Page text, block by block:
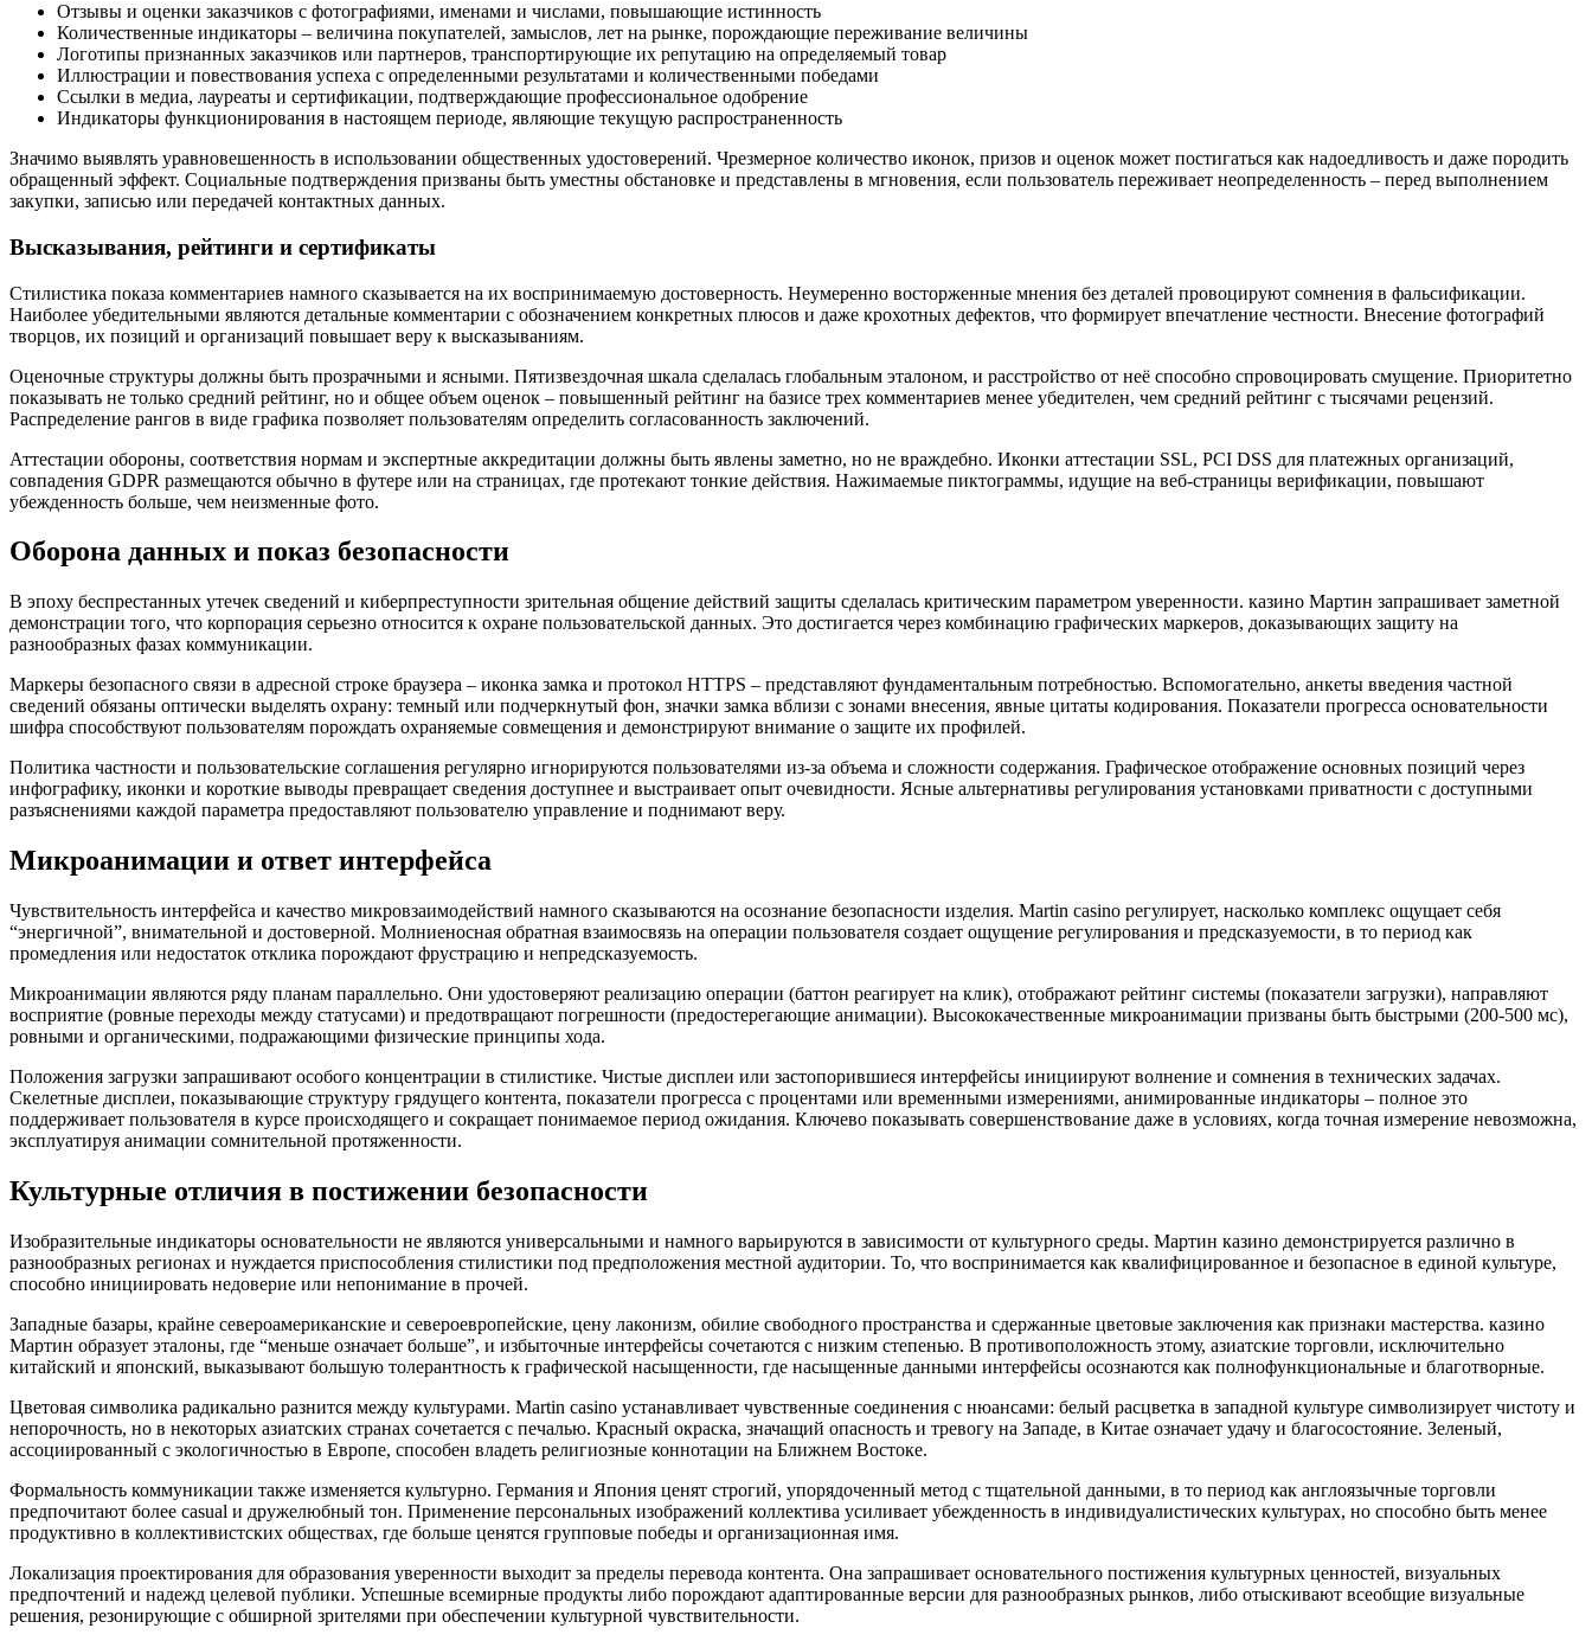
Отзывы и оценки заказчиков с фотографиями, именами и числами, повышающие истинность
Количественные индикаторы – величина покупателей, замыслов, лет на рынке, порождающие переживание величины
Логотипы признанных заказчиков или партнеров, транспортирующие их репутацию на определяемый товар
Иллюстрации и повествования успеха с определенными результатами и количественными победами
Ссылки в медиа, лауреаты и сертификации, подтверждающие профессиональное одобрение
Индикаторы функционирования в настоящем периоде, являющие текущую распространенность
Значимо выявлять уравновешенность в использовании общественных удостоверений. Чрезмерное количество иконок, призов и оценок может постигаться как надоедливость и даже породить
обращенный эффект. Социальные подтверждения призваны быть уместны обстановке и представлены в мгновения, если пользователь переживает неопределенность – перед выполнением
закупки, записью или передачей контактных данных.
Высказывания, рейтинги и сертификаты
Стилистика показа комментариев намного сказывается на их воспринимаемую достоверность. Неумеренно восторженные мнения без деталей провоцируют сомнения в фальсификации.
Наиболее убедительными являются детальные комментарии с обозначением конкретных плюсов и даже крохотных дефектов, что формирует впечатление честности. Внесение фотографий
творцов, их позиций и организаций повышает веру к высказываниям.
Оценочные структуры должны быть прозрачными и ясными. Пятизвездочная шкала сделалась глобальным эталоном, и расстройство от неё способно спровоцировать смущение. Приоритетно
показывать не только средний рейтинг, но и общее объем оценок – повышенный рейтинг на базисе трех комментариев менее убедителен, чем средний рейтинг с тысячами рецензий.
Распределение рангов в виде графика позволяет пользователям определить согласованность заключений.
Аттестации обороны, соответствия нормам и экспертные аккредитации должны быть явлены заметно, но не враждебно. Иконки аттестации SSL, PCI DSS для платежных организаций,
совпадения GDPR размещаются обычно в футере или на страницах, где протекают тонкие действия. Нажимаемые пиктограммы, идущие на веб-страницы верификации, повышают
убежденность больше, чем неизменные фото.
Оборона данных и показ безопасности
В эпоху беспрестанных утечек сведений и киберпреступности зрительная общение действий защиты сделалась критическим параметром уверенности. казино Мартин запрашивает заметной
демонстрации того, что корпорация серьезно относится к охране пользовательской данных. Это достигается через комбинацию графических маркеров, доказывающих защиту на
разнообразных фазах коммуникации.
Маркеры безопасного связи в адресной строке браузера – иконка замка и протокол HTTPS – представляют фундаментальным потребностью. Вспомогательно, анкеты введения частной
сведений обязаны оптически выделять охрану: темный или подчеркнутый фон, значки замка вблизи с зонами внесения, явные цитаты кодирования. Показатели прогресса основательности
шифра способствуют пользователям порождать охраняемые совмещения и демонстрируют внимание о защите их профилей.
Политика частности и пользовательские соглашения регулярно игнорируются пользователями из-за объема и сложности содержания. Графическое отображение основных позиций через
инфографику, иконки и короткие выводы превращает сведения доступнее и выстраивает опыт очевидности. Ясные альтернативы регулирования установками приватности с доступными
разъяснениями каждой параметра предоставляют пользователю управление и поднимают веру.
Микроанимации и ответ интерфейса
Чувствительность интерфейса и качество микровзаимодействий намного сказываются на осознание безопасности изделия. Martin casino регулирует, насколько комплекс ощущает себя
“энергичной”, внимательной и достоверной. Молниеносная обратная взаимосвязь на операции пользователя создает ощущение регулирования и предсказуемости, в то период как
промедления или недостаток отклика порождают фрустрацию и непредсказуемость.
Микроанимации являются ряду планам параллельно. Они удостоверяют реализацию операции (баттон реагирует на клик), отображают рейтинг системы (показатели загрузки), направляют
восприятие (ровные переходы между статусами) и предотвращают погрешности (предостерегающие анимации). Высококачественные микроанимации призваны быть быстрыми (200-500 мс),
ровными и органическими, подражающими физические принципы хода.
Положения загрузки запрашивают особого концентрации в стилистике. Чистые дисплеи или застопорившиеся интерфейсы инициируют волнение и сомнения в технических задачах.
Скелетные дисплеи, показывающие структуру грядущего контента, показатели прогресса с процентами или временными измерениями, анимированные индикаторы – полное это
поддерживает пользователя в курсе происходящего и сокращает понимаемое период ожидания. Ключево показывать совершенствование даже в условиях, когда точная измерение невозможна,
эксплуатируя анимации сомнительной протяженности.
Культурные отличия в постижении безопасности
Изобразительные индикаторы основательности не являются универсальными и намного варьируются в зависимости от культурного среды. Мартин казино демонстрируется различно в
разнообразных регионах и нуждается приспособления стилистики под предположения местной аудитории. То, что воспринимается как квалифицированное и безопасное в единой культуре,
способно инициировать недоверие или непонимание в прочей.
Западные базары, крайне североамериканские и североевропейские, цену лаконизм, обилие свободного пространства и сдержанные цветовые заключения как признаки мастерства. казино
Мартин образует эталоны, где “меньше означает больше”, и избыточные интерфейсы сочетаются с низким степенью. В противоположность этому, азиатские торговли, исключительно
китайский и японский, выказывают большую толерантность к графической насыщенности, где насыщенные данными интерфейсы осознаются как полнофункциональные и благотворные.
Цветовая символика радикально разнится между культурами. Martin casino устанавливает чувственные соединения с нюансами: белый расцветка в западной культуре символизирует чистоту и
непорочность, но в некоторых азиатских странах сочетается с печалью. Красный окраска, значащий опасность и тревогу на Западе, в Китае означает удачу и благосостояние. Зеленый,
ассоциированный с экологичностью в Европе, способен владеть религиозные коннотации на Ближнем Востоке.
Формальность коммуникации также изменяется культурно. Германия и Япония ценят строгий, упорядоченный метод с тщательной данными, в то период как англоязычные торговли
предпочитают более casual и дружелюбный тон. Применение персональных изображений коллектива усиливает убежденность в индивидуалистических культурах, но способно быть менее
продуктивно в коллективистских обществах, где больше ценятся групповые победы и организационная имя.
Локализация проектирования для образования уверенности выходит за пределы перевода контента. Она запрашивает основательного постижения культурных ценностей, визуальных
предпочтений и надежд целевой публики. Успешные всемирные продукты либо порождают адаптированные версии для разнообразных рынков, либо отыскивают всеобщие визуальные
решения, резонирующие с обширной зрителями при обеспечении культурной чувствительности.